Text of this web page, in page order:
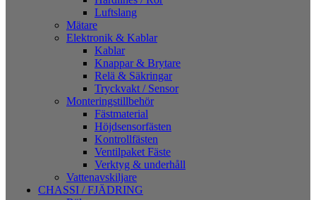
Luftslang
Mätare
Elektronik & Kablar
Kablar
Knappar & Brytare
Relä & Säkringar
Tryckvakt / Sensor
Monteringstillbehör
Fästmaterial
Höjdsensorfästen
Kontrollfästen
Ventilpaket Fäste
Verktyg & underhåll
Vattenavskiljare
CHASSI / FJÄDRING